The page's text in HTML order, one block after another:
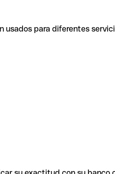
usados para diferentes